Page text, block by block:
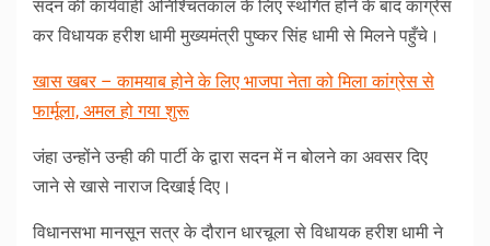
सदन की कार्यवाही अनिश्चितकाल के लिए स्थगित होने के बाद कांग्रेस
कर विधायक हरीश धामी मुख्यमंत्री पुष्कर सिंह धामी से मिलने पहुँचे।
खास खबर – कामयाब होने के लिए भाजपा नेता को मिला कांग्रेस से
फार्मूला, अमल हो गया शुरू
जंहा उन्होंने उन्ही की पार्टी के द्वारा सदन में न बोलने का अवसर दिए
जाने से खासे नाराज दिखाई दिए।
विधानसभा मानसून सत्र के दौरान धारचूला से विधायक हरीश धामी ने